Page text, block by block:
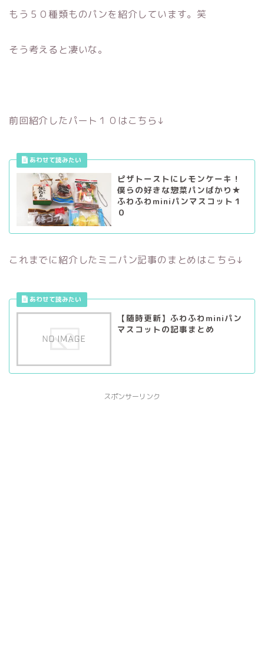
もう５０種類ものパンを紹介しています。笑
そう考えると凄いな。
前回紹介したパート１０はこちら↓
ピザトーストにレモンケーキ！
僕らの好きな惣菜パンばかり★
ふわふわminiパンマスコット１
０
これまでに紹介したミニパン記事のまとめはこちら↓
【随時更新】ふわふわminiパン
マスコットの記事まとめ
スポンサーリンク